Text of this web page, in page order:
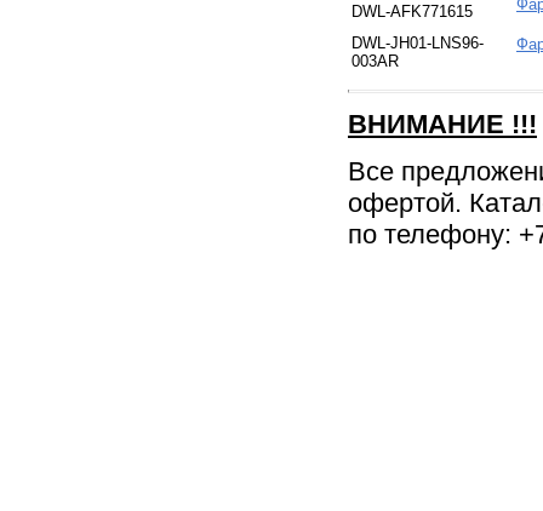
DWL-AFK771615
DWL-JH01-LNS96-
003AR
ВНИМАНИЕ !!!
Все
офертой.
по телефону: